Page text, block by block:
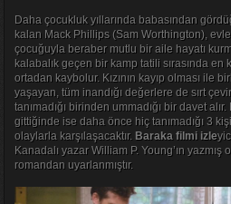
Daha çocukluk yıllarında babasından
kalan Mack Phillips (Sam Worthington),
çocuğuyla beraber mutlu bir aile hayatı
kalabalık geçen bir kamp tatili sırasında en
ortadan kaybolur. Kızının kayıp olması ile
yaşayan, tüm inandığı değerlere de sırt
tanımadığı birinden ummadığı bir davet
gittiğinde ise daha önce hiç tanımadığı 3
olaylarla karşılaşacaktır. Baraka filmi izle
Kanadalı yazar William P. Young’ın
romandan uyarlanmıştır.